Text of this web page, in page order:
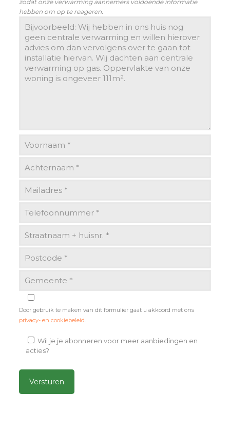
zodat onze verwarming aannemers voldoende informatie
hebben om op te reageren.
Door gebruik te maken van dit formulier gaat u akkoord met ons
privacy- en cookiebeleid
Wil je je abonneren voor meer aanbiedingen en
acties?